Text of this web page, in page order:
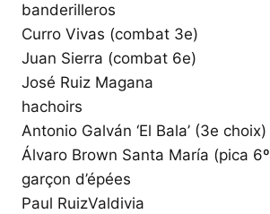
banderilleros
Curro Vivas (combat 3e)
Juan Sierra (combat 6e)
José Ruiz Magana
hachoirs
Antonio Galván ‘El Bala’ (3e choix)
Álvaro Brown Santa María (pica
garçon d’épées
Paul RuizValdivia